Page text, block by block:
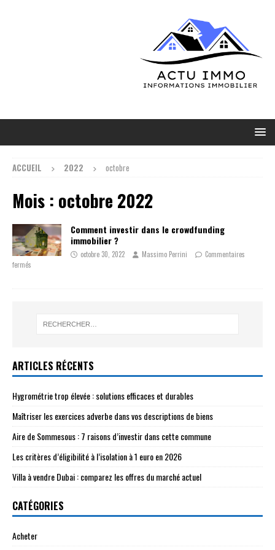
ACCUEIL 2022 octobre
Mois : octobre 2022
Comment investir dans le crowdfunding
immobilier ?
octobre 30, 2022 Massimo Perrini
Commentaires
fermés
ARTICLES RÉCENTS
Hygrométrie trop élevée : solutions efficaces et durables
Maîtriser les exercices adverbe dans vos descriptions de biens
Aire de Sommesous : 7 raisons d’investir dans cette commune
Les critères d’éligibilité à l’isolation à 1 euro en 2026
Villa à vendre Dubai : comparez les offres du marché actuel
CATÉGORIES
Acheter